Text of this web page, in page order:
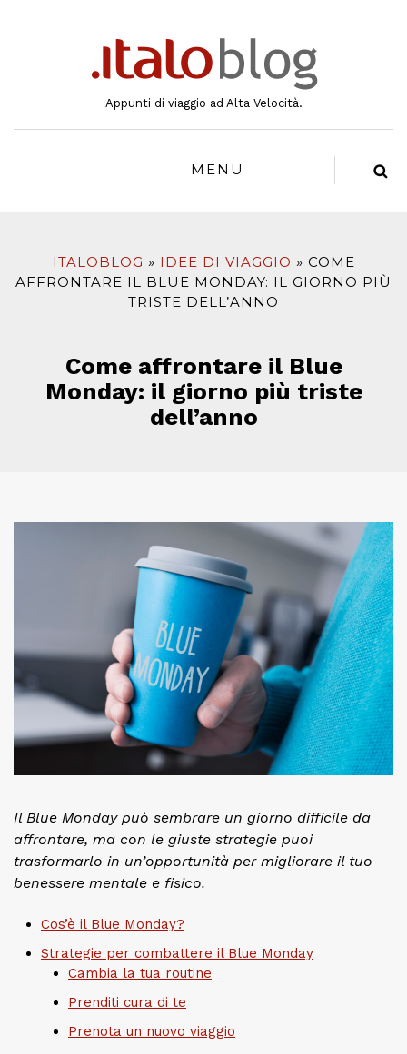
Appunti di viaggio ad Alta Velocità.
MENU
ITALOBLOG IDEE DI VIAGGIO
COME
AFFRONTARE IL BLUE MONDAY: IL GIORNO PIÙ
TRISTE DELL’ANNO
Come affrontare il Blue
Monday: il giorno più triste
dell’anno
Il Blue Monday può sembrare un giorno difficile da
affrontare, ma con le giuste strategie puoi
trasformarlo in un’opportunità per migliorare il tuo
benessere mentale e fisico.
Cos’è il Blue Monday?
Strategie per combattere il Blue Monday
Cambia la tua routine
Prenditi cura di te
Prenota un nuovo viaggio